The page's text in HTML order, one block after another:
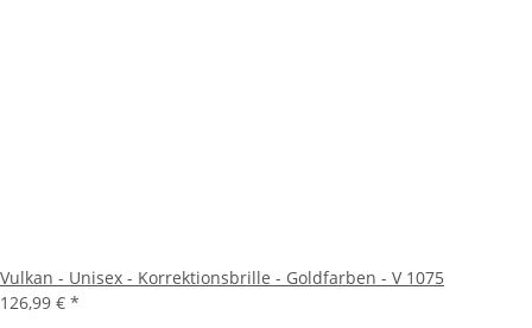
Vulkan - Unisex - Korrektionsbrille - Goldfarben - V 1075
126,99 € *